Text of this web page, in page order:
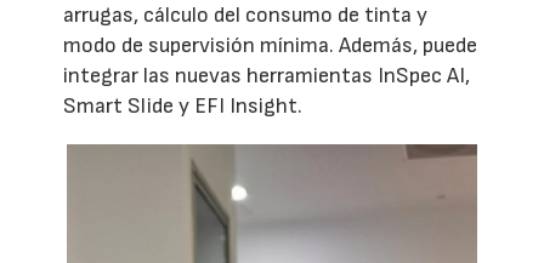
arrugas, cálculo del consumo de tinta y
modo de supervisión mínima. Además, puede
integrar las nuevas herramientas InSpec AI,
Smart Slide y EFI Insight.